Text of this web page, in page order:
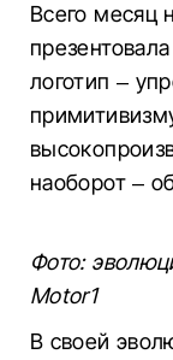
Всего месяц
логотип –
наоборот –
Фото:
Motor1
В своей